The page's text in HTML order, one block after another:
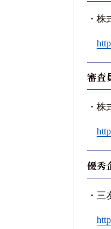
・
審査
・
優秀
・